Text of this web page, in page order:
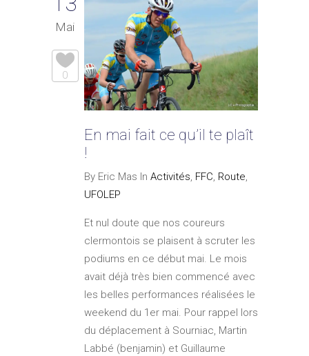
Mai
0
En mai fait ce qu’il te plaît
!
By Eric Mas In Activités, FFC, Route,
UFOLEP
Et nul doute que nos coureurs
clermontois se plaisent à scruter les
podiums en ce début mai. Le mois
avait déjà très bien commencé avec
les belles performances réalisées le
weekend du 1er mai. Pour rappel lors
du déplacement à Sourniac, Martin
Labbé (benjamin) et Guillaume